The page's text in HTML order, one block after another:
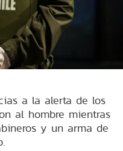
a la alerta de los
al hombre mientras
y un arma de